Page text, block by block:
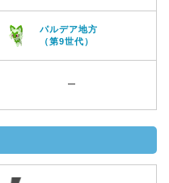
パルデア地方
（第9世代）
ー